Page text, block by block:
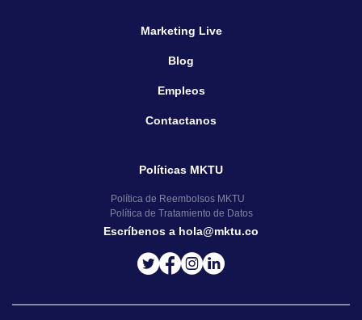
Marketing Live
Blog
Empleos
Contactanos
Políticas MKTU
Política de Reembolsos MKTU
Política de Tratamiento de Datos
Escríbenos a hola@mktu.co